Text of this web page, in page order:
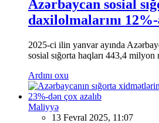
Azərbaycan sosial
daxilolmalarını 12%-
2025-ci ilin yanvar ayında
sosial sığorta haqları 443,4 milyon
Ardını oxu
Maliyyə
13 Fevral 2025, 11:07